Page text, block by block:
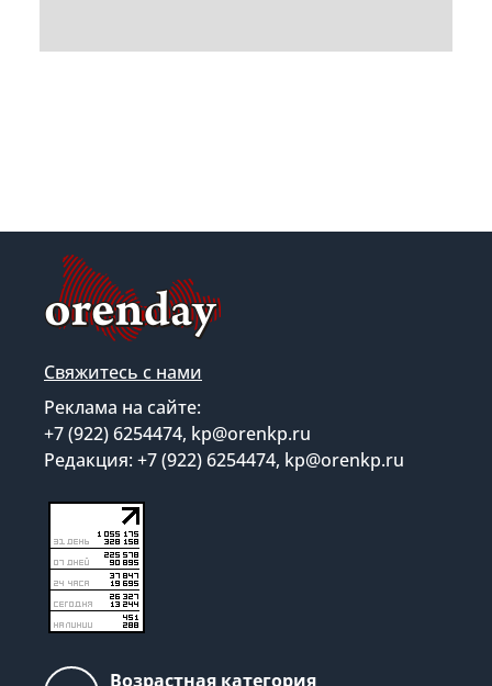
Свяжитесь с нами
Реклама на сайте:
+7 (922) 6254474, kp@orenkp.ru
Редакция: +7 (922) 6254474, kp@orenkp.ru